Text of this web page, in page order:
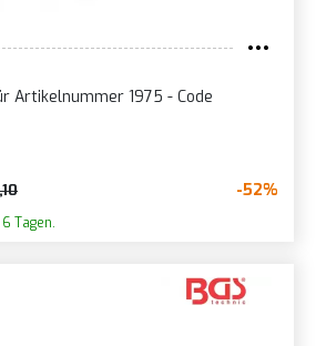
Artikelnummer 1975 - Code
-52%
Tagen.